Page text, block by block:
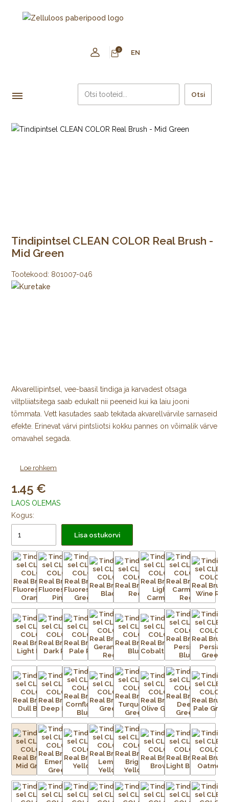
0 EN
Otsi
Tindipintsel CLEAN COLOR Real Brush -
Mid Green
Tootekood: 801007-046
Akvarellipintsel, vee-baasil tindiga ja karvadest otsaga
viltpliiatsitega saab edukalt nii peeneid kui ka laiu jooni
tõmmata. Vett kasutades saab tekitada akvarellvärvile sarnaseid
efekte. Erinevat värvi pintsliotsi kokku pannes on võimalik värve
omavahel segada.
Kuidas kasutada tindipintslit CLEAN COLOR
Loe rohkem
1.45
LAOS OLEMAS
Kogus:
Lisa ostukorvi